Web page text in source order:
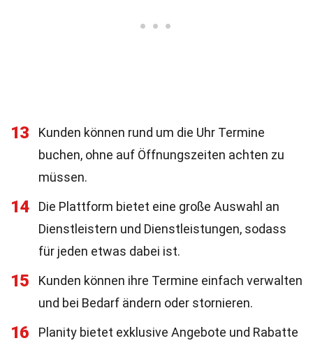
13
Kunden können rund um die Uhr Termine
buchen, ohne auf Öffnungszeiten achten zu
müssen.
14
Die Plattform bietet eine große Auswahl an
Dienstleistern und Dienstleistungen, sodass
für jeden etwas dabei ist.
15
Kunden können ihre Termine einfach verwalten
und bei Bedarf ändern oder stornieren.
16
Planity bietet exklusive Angebote und Rabatte